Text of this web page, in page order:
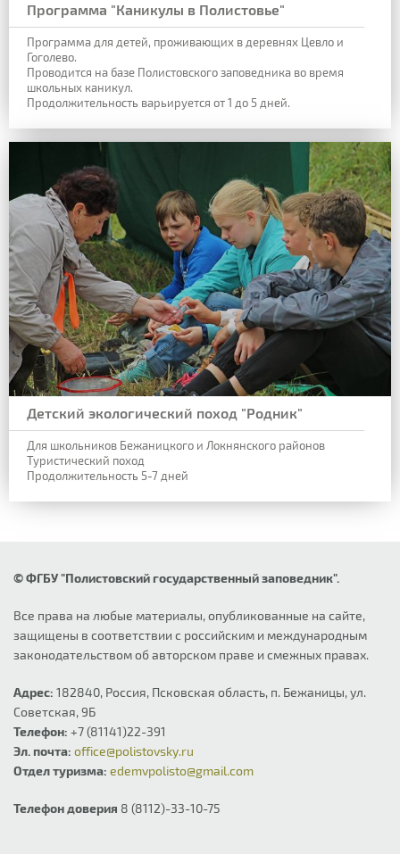
Программа "Каникулы в Полистовье"
Программа для детей, проживающих в деревнях Цевло и
Гоголево.
Проводится на базе Полистовского заповедника во время
школьных каникул.
Продолжительность варьируется от 1 до 5 дней.
Детский экологический поход "Родник"
Для школьников Бежаницкого и Локнянского районов
Туристический поход
Продолжительность 5-7 дней
© ФГБУ "Полистовский государственный заповедник".
Все права на любые материалы, опубликованные на сайте,
защищены в соответствии с российским и международным
законодательством об авторском праве и смежных правах.
Адрес: 182840, Россия, Псковская область, п. Бежаницы, ул.
Советская, 9Б
Телефон: +7 (81141)22-391
Эл. почта: office@polistovsky.ru
Отдел туризма: edemvpolisto@gmail.com
Телефон доверия 8 (8112)-33-10-75